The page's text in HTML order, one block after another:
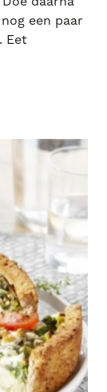
een paar
Eet